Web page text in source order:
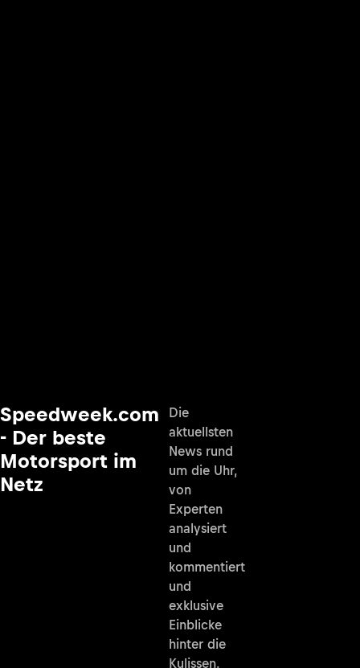
Speedweek.com
- Der beste
Motorsport im
Netz
Die
aktuellsten
News rund
um die Uhr,
von
Experten
analysiert
und
kommentiert
und
exklusive
Einblicke
hinter die
Kulissen.